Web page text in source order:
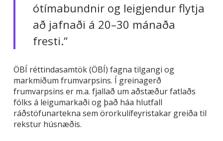
ótímabundnir og leigjendur flytja
að jafnaði á 20–30 mánaða
fresti.“
ÖBÍ réttindasamtök (ÖBÍ) fagna tilgangi og
markmiðum frumvarpsins. Í greinagerð
frumvarpsins er m.a. fjallað um aðstæður fatlaðs
fólks á leigumarkaði og það háa hlutfall
ráðstöfunartekna sem örorkulífeyristakar greiða til
rekstur húsnæðis.